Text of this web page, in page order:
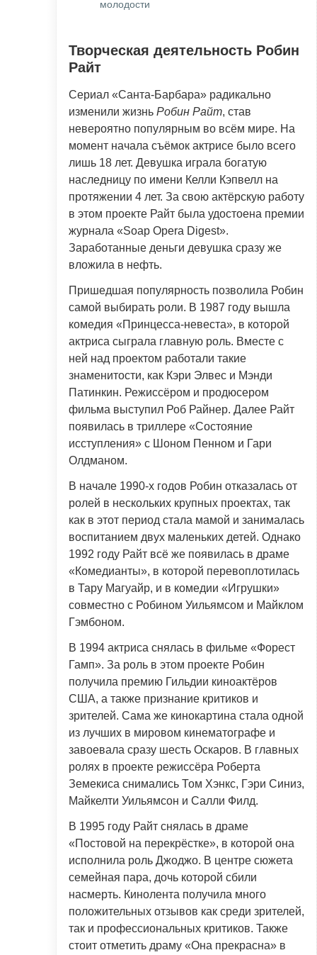
молодости
Творческая деятельность Робин
Райт
Сериал «Санта-Барбара» радикально
изменили жизнь Робин Райт, став
невероятно популярным во всём мире. На
момент начала съёмок актрисе было всего
лишь 18 лет. Девушка играла богатую
наследницу по имени Келли Кэпвелл на
протяжении 4 лет. За свою актёрскую работу
в этом проекте Райт была удостоена премии
журнала «Soap Opera Digest».
Заработанные деньги девушка сразу же
вложила в нефть.
Пришедшая популярность позволила Робин
самой выбирать роли. В 1987 году вышла
комедия «Принцесса-невеста», в которой
актриса сыграла главную роль. Вместе с
ней над проектом работали такие
знаменитости, как Кэри Элвес и Мэнди
Патинкин. Режиссёром и продюсером
фильма выступил Роб Райнер. Далее Райт
появилась в триллере «Состояние
исступления» с Шоном Пенном и Гари
Олдманом.
В начале 1990-х годов Робин отказалась от
ролей в нескольких крупных проектах, так
как в этот период стала мамой и занималась
воспитанием двух маленьких детей. Однако
1992 году Райт всё же появилась в драме
«Комедианты», в которой перевоплотилась
в Тару Магуайр, и в комедии «Игрушки»
совместно с Робином Уильямсом и Майклом
Гэмбоном.
В 1994 актриса снялась в фильме «Форест
Гамп». За роль в этом проекте Робин
получила премию Гильдии киноактёров
США, а также признание критиков и
зрителей. Сама же кинокартина стала одной
из лучших в мировом кинематографе и
завоевала сразу шесть Оскаров. В главных
ролях в проекте режиссёра Роберта
Земекиса снимались Том Хэнкс, Гэри Синиз,
Майкелти Уильямсон и Салли Филд.
В 1995 году Райт снялась в драме
«Постовой на перекрёстке», в которой она
исполнила роль Джоджо. В центре сюжета
семейная пара, дочь которой сбили
насмерть. Кинолента получила много
положительных отзывов как среди зрителей,
так и профессиональных критиков. Также
стоит отметить драму «Она прекрасна» в